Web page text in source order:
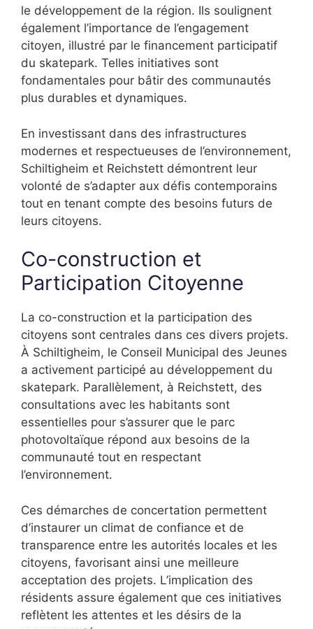
le développement de la région. Ils soulignent
également l’importance de l’engagement
citoyen, illustré par le financement participatif
du skatepark. Telles initiatives sont
fondamentales pour bâtir des communautés
plus durables et dynamiques.
En investissant dans des infrastructures
modernes et respectueuses de l’environnement,
Schiltigheim et Reichstett démontrent leur
volonté de s’adapter aux défis contemporains
tout en tenant compte des besoins futurs de
leurs citoyens.
Co-construction et
Participation Citoyenne
La co-construction et la participation des
citoyens sont centrales dans ces divers projets.
À Schiltigheim, le Conseil Municipal des Jeunes
a activement participé au développement du
skatepark. Parallèlement, à Reichstett, des
consultations avec les habitants sont
essentielles pour s’assurer que le parc
photovoltaïque répond aux besoins de la
communauté tout en respectant
l’environnement.
Ces démarches de concertation permettent
d’instaurer un climat de confiance et de
transparence entre les autorités locales et les
citoyens, favorisant ainsi une meilleure
acceptation des projets. L’implication des
résidents assure également que ces initiatives
reflètent les attentes et les désirs de la